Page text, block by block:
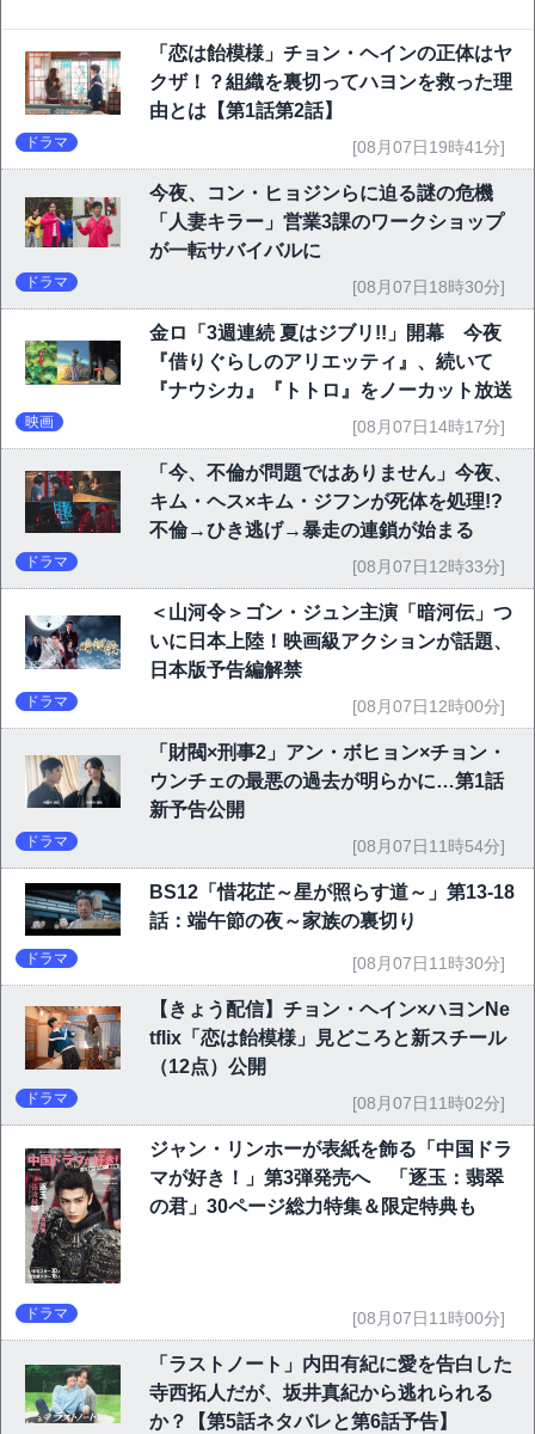
「恋は飴模様」チョン・ヘインの正体はヤ
クザ！？組織を裏切ってハヨンを救った理
由とは【第1話第2話】
ドラマ [08月07日19時41分]
今夜、コン・ヒョジンらに迫る謎の危機
「人妻キラー」営業3課のワークショップ
が一転サバイバルに
ドラマ [08月07日18時30分]
金ロ「3週連続 夏はジブリ!!」開幕 今夜
『借りぐらしのアリエッティ』、続いて
『ナウシカ』『トトロ』をノーカット放送
映画 [08月07日14時17分]
「今、不倫が問題ではありません」今夜、
キム・ヘス×キム・ジフンが死体を処理!?
不倫→ひき逃げ→暴走の連鎖が始まる
ドラマ [08月07日12時33分]
＜山河令＞ゴン・ジュン主演「暗河伝」つ
いに日本上陸！映画級アクションが話題、
日本版予告編解禁
ドラマ [08月07日12時00分]
「財閥×刑事2」アン・ボヒョン×チョン・
ウンチェの最悪の過去が明らかに…第1話
新予告公開
ドラマ [08月07日11時54分]
BS12「惜花芷～星が照らす道～」第13-18
話：端午節の夜～家族の裏切り
ドラマ [08月07日11時30分]
【きょう配信】チョン・ヘイン×ハヨンNe
tflix「恋は飴模様」見どころと新スチール
（12点）公開
ドラマ [08月07日11時02分]
ジャン・リンホーが表紙を飾る「中国ドラ
マが好き！」第3弾発売へ 「逐玉：翡翠
の君」30ページ総力特集＆限定特典も
ドラマ [08月07日11時00分]
「ラストノート」内田有紀に愛を告白した
寺西拓人だが、坂井真紀から逃れられる
か？【第5話ネタバレと第6話予告】